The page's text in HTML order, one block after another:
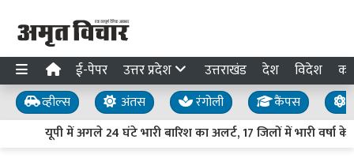
ई-पेपर उत्तर प्रदेश उत्तराखंड देश विदेश
व्हील्स अंतस रंगोली कैंपस
यूपी में अगले 24 घंटे भारी बारिश का अलर्ट, 17 जिलों में भारी वर्षा